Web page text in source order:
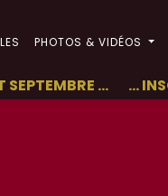
PHOTOS & VIDÉOS
...